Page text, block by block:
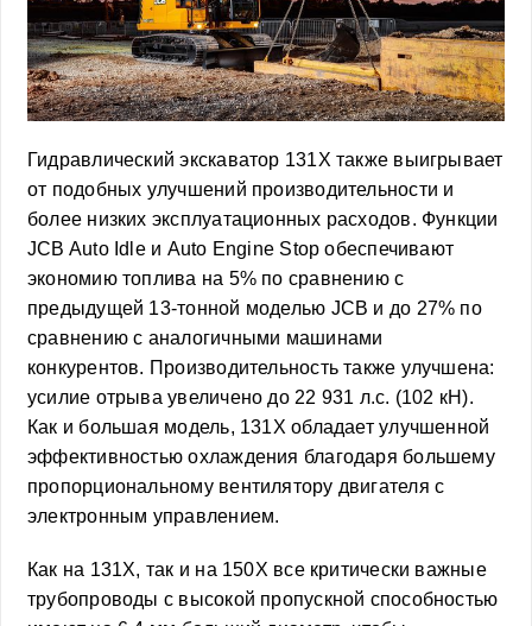
Гидравлический экскаватор 131X также выигрывает
от подобных улучшений производительности и
более низких эксплуатационных расходов. Функции
JCB Auto Idle и Auto Engine Stop обеспечивают
экономию топлива на 5% по сравнению с
предыдущей 13-тонной моделью JCB и до 27% по
сравнению с аналогичными машинами
конкурентов. Производительность также улучшена:
усилие отрыва увеличено до 22 931 л.с. (102 кН).
Как и большая модель, 131X обладает улучшенной
эффективностью охлаждения благодаря большему
пропорциональному вентилятору двигателя с
электронным управлением.
Как на 131X, так и на 150X все критически важные
трубопроводы с высокой пропускной способностью